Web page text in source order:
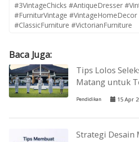
#3VintageChicks #AntiqueDresser
#FurniturVintage
#ClassicFurniture #VictorianFurniture
Baca Juga:
Tips Lolos
Matang untuk
Pendidikan 15 Apr
Strategi Desain